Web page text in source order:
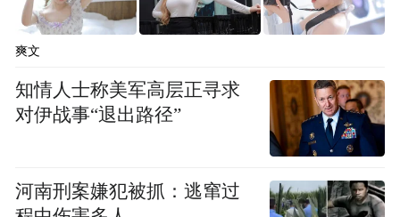
原料门槛。
为此，国内50%以上碳纤维企业固定采购斯
尔邦产品，企业还专门设立碳纤维专用丙烯
腈分级生产线，出厂附带全套杂质检测报告
项），可直接对接原丝聚合中控标准。
爽文
知情人士称美军高层正寻求
对伊战事“退出路径”
河南刑案嫌犯被抓：逃窜过